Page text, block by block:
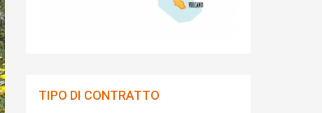
TIPO DI CONTRATTO